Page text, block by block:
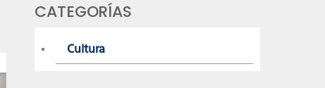
CATEGORÍAS
Cultura